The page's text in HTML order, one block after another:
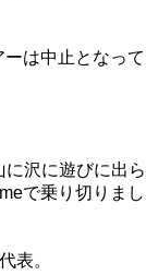
は中止となって
に沢に遊びに出ら
で乗り切りまし
表。